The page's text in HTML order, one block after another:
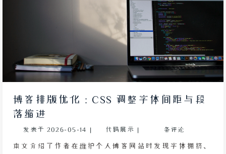
但发现 CSS 文件被浏览器或 CDN 缓存后无法即时更
新，且随着无头像访客增多，维护成本极高。为此作者
提出了更优雅的解决方案：将头像映射关系写成 JSON
格式，部署在 GitHub Pages 上，再通过自执行
JavaScript 脚本从服务器拉取该 JSON，动态生成 CSS
样式并注入页面头部，从而替换所有匹配的 Gravatar
Gravatar 机制均可适用。作者最终将此服务命名为
“梁栋烨头像联盟”，并开放共享，同时鼓励读者自行
搭建以完全掌控数据。文章还表示会为长期访客提供头
像解析工单，帮助其获得专属视觉标识。
博客排版优化：CSS 调整字体间距与段
落缩进
发表于 2026-05-14 | 代码展示 | 条评论
本文介绍了作者在维护个人博客网站时发现字体拥挤、